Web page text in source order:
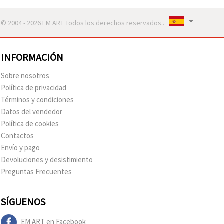
© 2004 - 2026 EM ART Todos los derechos reservados..
INFORMACIÓN
Sobre nosotros
Política de privacidad
Términos y condiciones
Datos del vendedor
Política de cookies
Contactos
Envío y pago
Devoluciones y desistimiento
Preguntas Frecuentes
SÍGUENOS
EM ART en Facebook